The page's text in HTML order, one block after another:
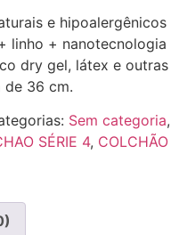
e hipoalergênicos
linho + nanotecnologia
dry gel, látex e outras
36 cm.
Sem categoria,
SÉRIE 4, COLCHÃO